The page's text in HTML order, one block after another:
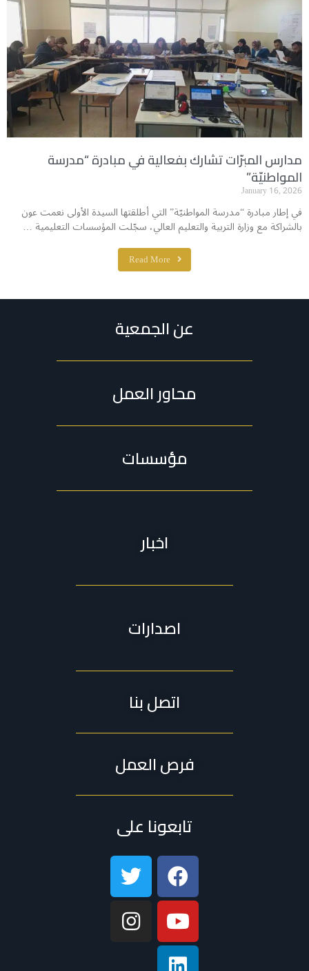
مدارس المبرّات تشارك بفعالية في مبادرة “مدرسة
المواطنيّة”
January 16, 2026
في إطار مبادرة “مدرسة المواطنيّة” التي أطلقتها السيدة الأولى نعمت عون
بالشراكة مع وزارة التربية والتعليم العالي، سجّلت المؤسسات التعليمية …
Read More
عن الجمعية
محاور العمل
مؤسسات
اخبار
اصدارات
اتصل بنا
فرص العمل
تابعونا على